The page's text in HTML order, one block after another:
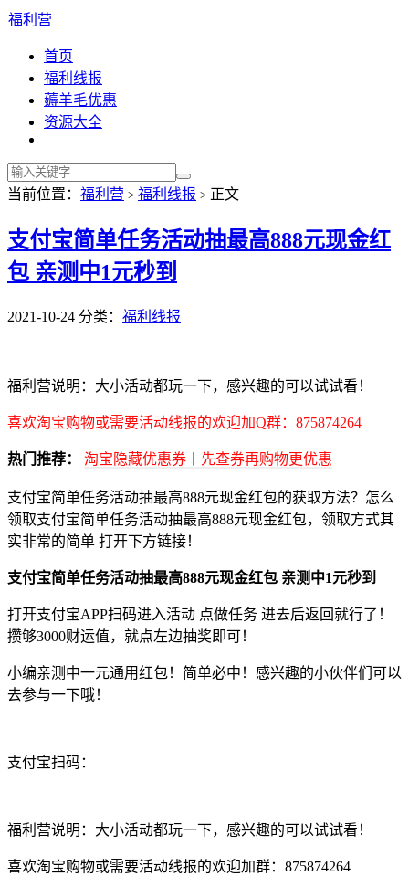
福利营
首页
福利线报
薅羊毛优惠
资源大全
当前位置： 福利营 > 福利线报 > 正文
支付宝简单任务活动抽最高888元现金红
包 亲测中1元秒到
2021-10-24 分类： 福利线报
福利营说明：大小活动都玩一下，感兴趣的可以试试看！
喜欢淘宝购物或需要活动线报的欢迎加Q群：875874264
热门推荐： 淘宝隐藏优惠券丨先查券再购物更优惠
支付宝简单任务活动抽最高888元现金红包的获取方法？怎么
领取支付宝简单任务活动抽最高888元现金红包，领取方式其
实非常的简单 打开下方链接！
支付宝简单任务活动抽最高888元现金红包 亲测中1元秒到
打开支付宝APP扫码进入活动 点做任务 进去后返回就行了！
攒够3000财运值，就点左边抽奖即可！
小编亲测中一元通用红包！简单必中！感兴趣的小伙伴们可以
去参与一下哦！
支付宝扫码：
福利营说明：大小活动都玩一下，感兴趣的可以试试看！
喜欢淘宝购物或需要活动线报的欢迎加群：875874264